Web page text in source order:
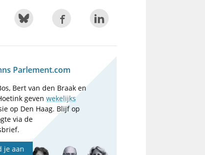
Parlement.com
Bert van den Braak en
gevenwekelijks
op Den Haag. Blijf op
via de
je aan